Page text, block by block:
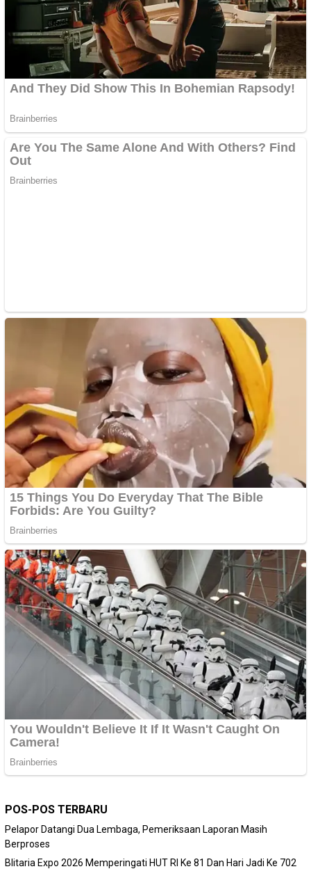
POS-POS TERBARU
Pelapor Datangi Dua Lembaga, Pemeriksaan Laporan Masih
Berproses
Blitaria Expo 2026 Memperingati HUT RI Ke 81 Dan Hari Jadi Ke 702